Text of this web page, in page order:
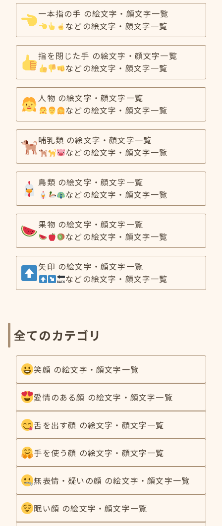
一本指の手 の絵文字・顔文字一覧
などの絵文字・顔文字一覧
指を閉じた手 の絵文字・顔文字一覧
などの絵文字・顔文字一覧
人物 の絵文字・顔文字一覧
などの絵文字・顔文字一覧
哺乳類 の絵文字・顔文字一覧
などの絵文字・顔文字一覧
鳥類 の絵文字・顔文字一覧
などの絵文字・顔文字一覧
果物 の絵文字・顔文字一覧
などの絵文字・顔文字一覧
矢印 の絵文字・顔文字一覧
などの絵文字・顔文字一覧
全てのカテゴリ
笑顔 の絵文字・顔文字一覧
愛情のある顔 の絵文字・顔文字一覧
舌を出す顔 の絵文字・顔文字一覧
手を使う顔 の絵文字・顔文字一覧
無表情・疑いの顔 の絵文字・顔文字一覧
眠い顔 の絵文字・顔文字一覧